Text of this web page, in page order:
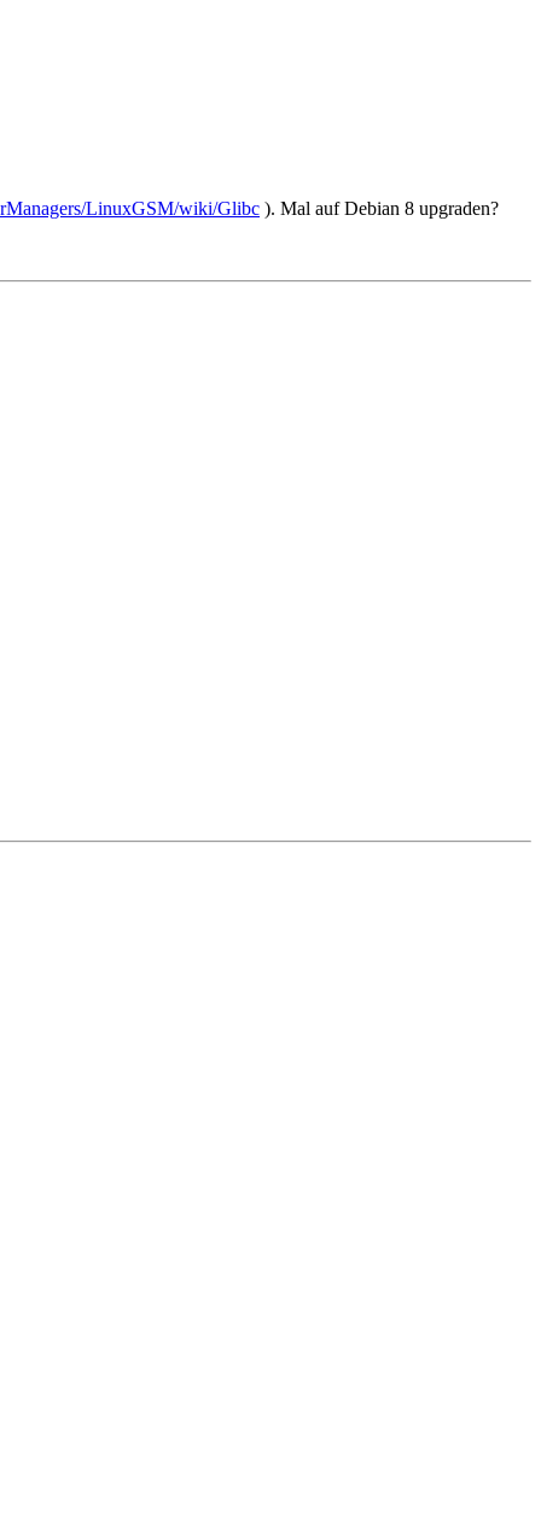
LinuxGSM/wiki/Glibc ). Mal auf Debian 8 upgraden?